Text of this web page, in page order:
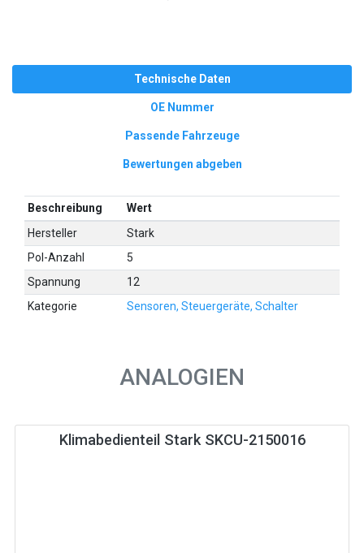
Technische Daten
OE Nummer
Passende Fahrzeuge
Bewertungen abgeben
Beschreibung
Wert
Hersteller
Stark
Pol-Anzahl
5
Spannung
12
Kategorie
Sensoren, Steuergeräte, Schalter
ANALOGIEN
Klimabedienteil Stark SKCU-2150016